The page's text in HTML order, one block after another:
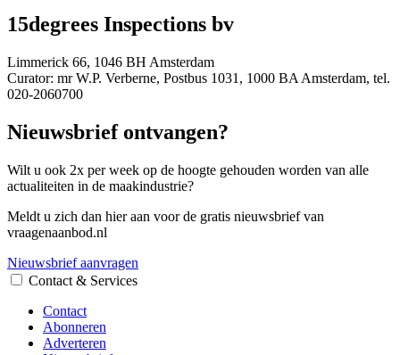
15degrees Inspections bv
Limmerick 66, 1046 BH Amsterdam
Curator: mr W.P. Verberne, Postbus 1031, 1000 BA Amsterdam, tel.
020-2060700
Nieuwsbrief ontvangen?
Wilt u ook 2x per week op de hoogte gehouden worden van alle
actualiteiten in de maakindustrie?
Meldt u zich dan hier aan voor de gratis nieuwsbrief van
vraagenaanbod.nl
Nieuwsbrief aanvragen
Contact & Services
Contact
Abonneren
Adverteren